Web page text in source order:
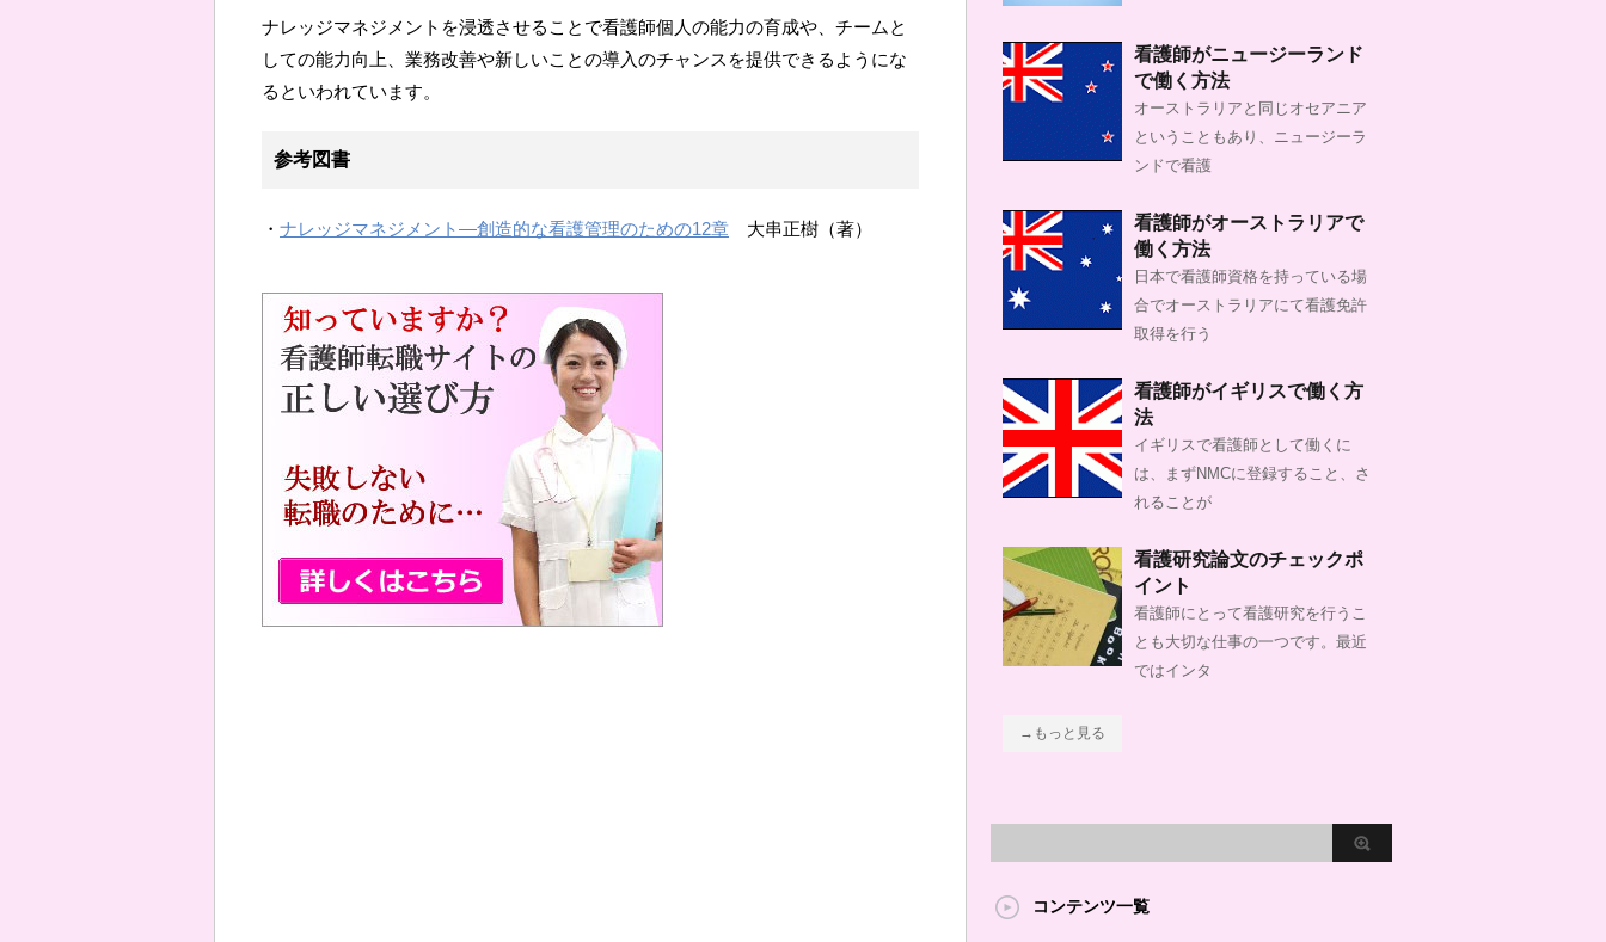
ナレッジマネジメントを浸透させることで看護師個人の能力の育成や、チームと
しての能力向上、業務改善や新しいことの導入のチャンスを提供できるようにな
るといわれています。
参考図書
・ ナレッジマネジメント―創造的な看護管理のための12章 大串正樹（著）
看護師がニュージーランド
で働く方法
オーストラリアと同じオセアニア
ということもあり、ニュージーラ
ンドで看護
看護師がオーストラリアで
働く方法
日本で看護師資格を持っている場
合でオーストラリアにて看護免許
取得を行う
看護師がイギリスで働く方
法
イギリスで看護師として働くに
は、まずNMCに登録すること、さ
れることが
看護研究論文のチェックポ
イント
看護師にとって看護研究を行うこ
とも大切な仕事の一つです。最近
ではインタ
→もっと見る
コンテンツ一覧